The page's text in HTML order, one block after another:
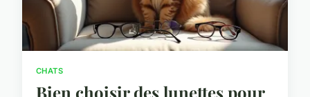
CHATS
Bien choisir des lunettes pour